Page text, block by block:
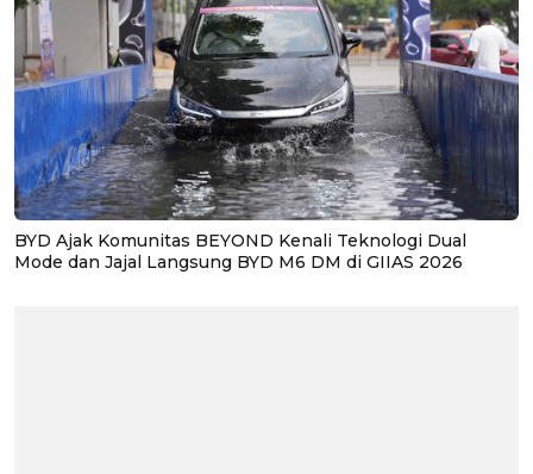
BYD Ajak Komunitas BEYOND Kenali Teknologi Dual
Mode dan Jajal Langsung BYD M6 DM di GIIAS 2026